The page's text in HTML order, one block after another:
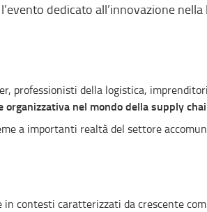
dedicato all’innovazione
professionisti della logistica,
organizzativa nel mondo della supply
a importanti realtà del settore
contesti caratterizzati da crescente